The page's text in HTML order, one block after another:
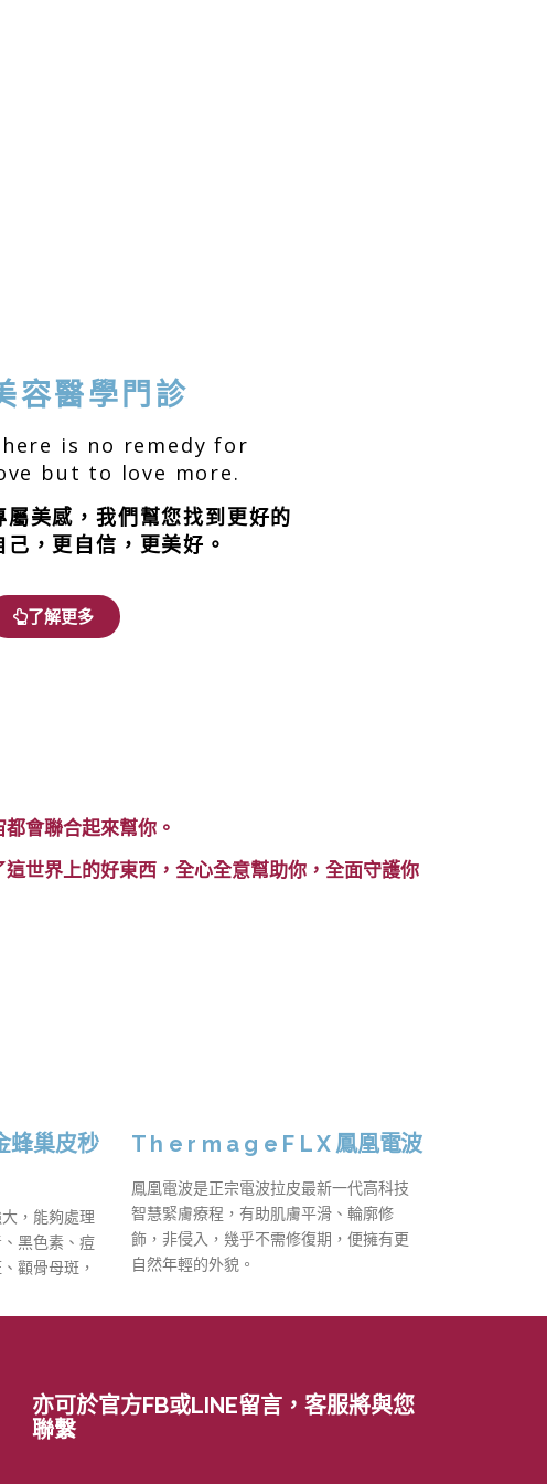
容醫學門診
is no remedy for
but to love more.
屬美感，我們幫您找到更好的
己，更自信，更美好。
了解更多
會聯合起來幫你。
世界上的好東西，全心全意幫助你，全面守護你
蜂巢皮秒
，能夠處理
黑色素、痘
顴骨母斑，
T h e r m a g e F L X 鳳凰電波
鳳凰電波是正宗電波拉皮最新一代高科技
智慧緊膚療程，有助肌膚平滑、輪廓修
飾，非侵入，幾乎不需修復期，便擁有更
自然年輕的外貌。
亦可於官方FB或LINE留言，客服將與您
聯繫